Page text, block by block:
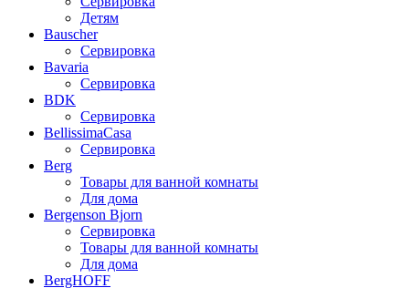
Детям
Bauscher
Сервировка
Bavaria
Сервировка
BDK
Сервировка
BellissimaCasa
Сервировка
Berg
Товары для ванной комнаты
Для дома
Bergenson Bjorn
Сервировка
Товары для ванной комнаты
Для дома
BergHOFF